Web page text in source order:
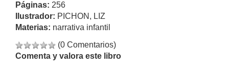
Páginas: 256
Ilustrador: PICHON, LIZ
Materias: narrativa infantil
(0 Comentarios)
Comenta y valora este libro